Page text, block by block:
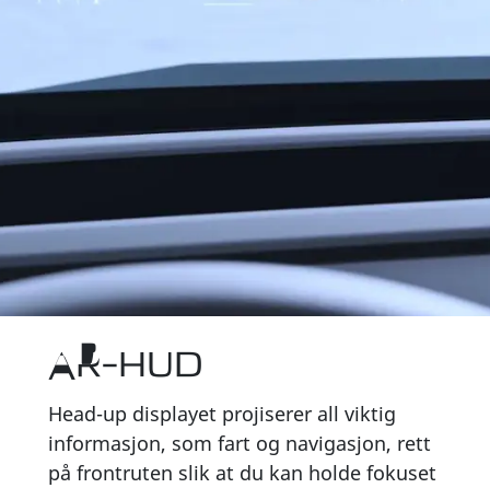
AR-HUD
Head-up displayet projiserer all viktig
informasjon, som fart og navigasjon, rett
på frontruten slik at du kan holde fokuset